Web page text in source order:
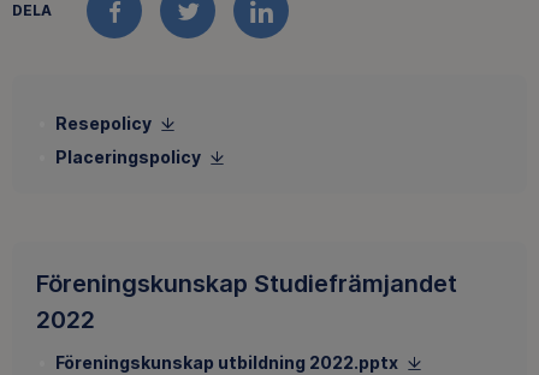
DELA
FACEBOOKTWITTERLINKEDIN
Resepolicy
Placeringspolicy
Föreningskunskap Studiefrämjandet
2022
Föreningskunskap utbildning 2022.pptx